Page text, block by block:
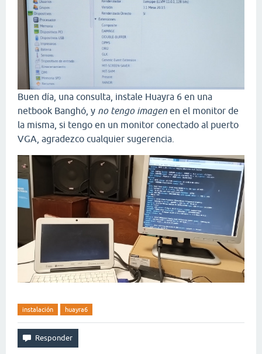
Buen día, una consulta, instale Huayra 6 en una
netbook Banghó, y no tengo imagen en el monitor de
la misma, si tengo en un monitor conectado al puerto
VGA, agradezco cualquier sugerencia.
instalación huayra6